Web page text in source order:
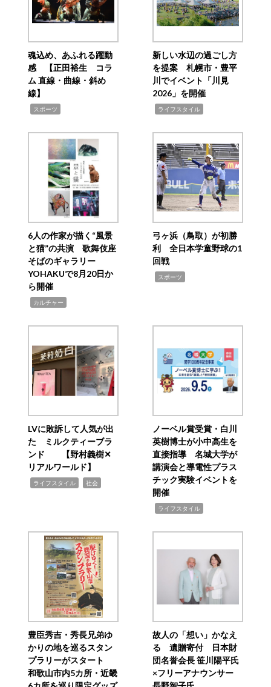
魂込め、あふれる躍動
感 【正田裕生 コラ
ム 直線・曲線・斜め
線】
スポーツ
新しい水辺の過ごし方
を提案 札幌市・豊平
川でイベント「川見
2026」を開催
ライフスタイル
6人の作家が描く“風景
と猫”の共演 歌舞伎座
そばのギャラリー
YOHAKUで8月20日か
ら開催
カルチャー
弓ヶ浜（鳥取）が初勝
利 全日本学童野球の1
回戦
スポーツ
LVに敗訴して人気が出
た ミルクティーブラ
ンド 【野村義樹✕
リアルワールド】
ライフスタイル 社会
ノーベル賞受賞・白川
英樹博士が小中高生を
直接指導 名城大学が
講演会と導電性プラス
チック実験イベントを
開催
ライフスタイル
豊臣秀吉・秀長兄弟ゆ
かりの地を巡るスタン
プラリーがスタート
和歌山市内5カ所・近畿
故人の「想い」かなえ
る 遺贈寄付 日本財
団名誉会長 笹川陽平氏
×フリーアナウンサー